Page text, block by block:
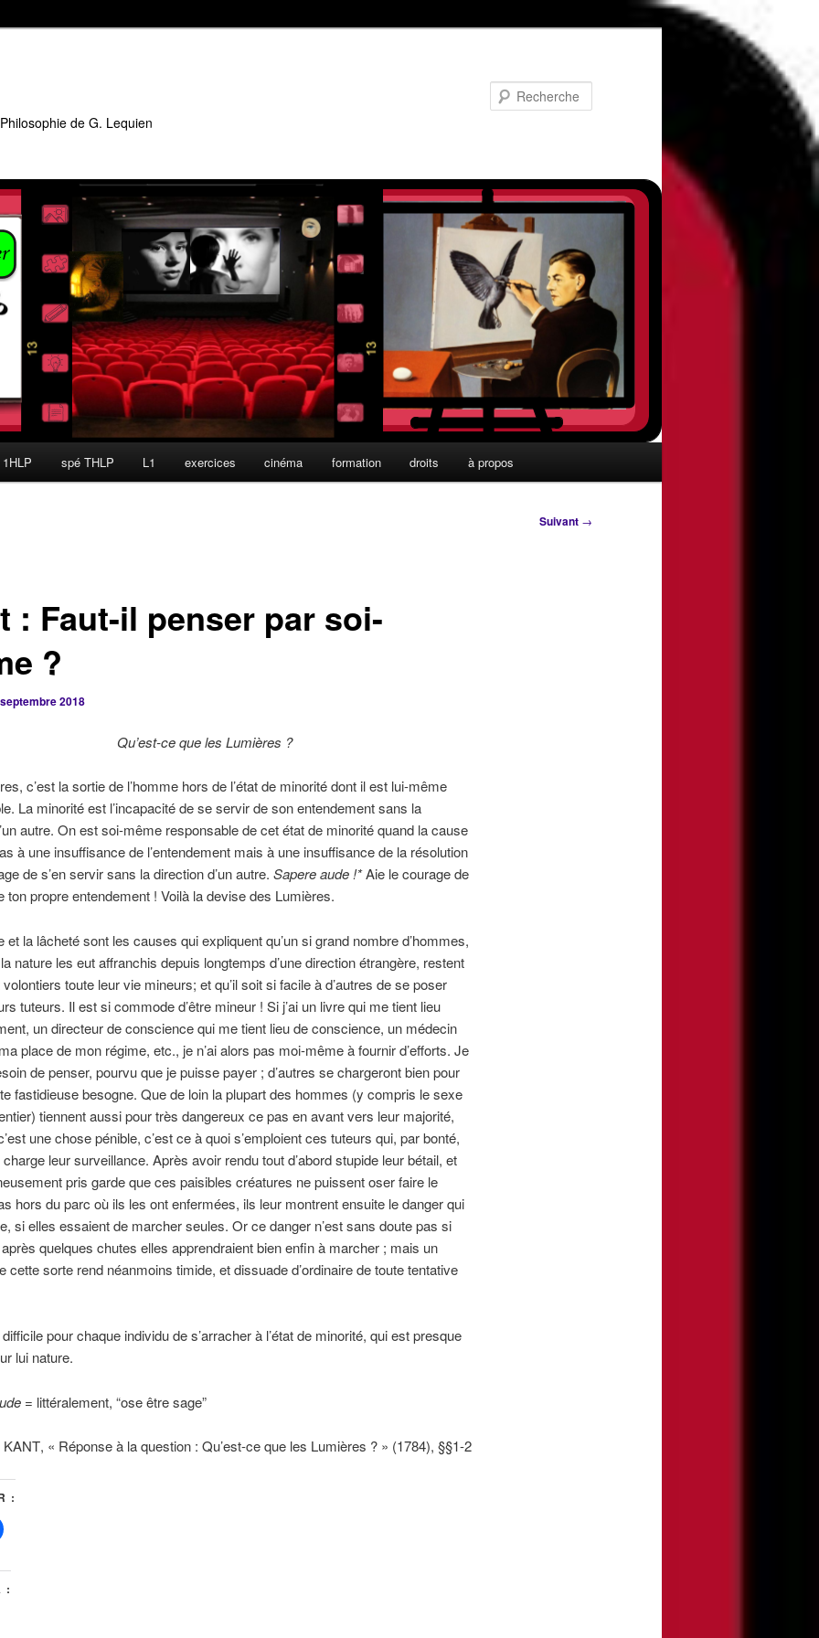
de G. Lequien
spé THLP L1 exercices cinéma formation droits à propos
Suivant →
: Faut-il penser par soi-
?
2018
Qu’est-ce que les Lumières ?
c’est la sortie de l’homme hors de l’état de minorité dont il est lui-même
La minorité est l’incapacité de se servir de son entendement sans la
autre. On est soi-même responsable de cet état de minorité quand la cause
à une insuffisance de l’entendement mais à une insuffisance de la résolution
de s’en servir sans la direction d’un autre. Sapere aude!*Aie le courage de
ton propre entendement ! Voilà la devise des Lumières.
et la lâcheté sont les causes qui expliquent qu’un si grand nombre d’hommes,
nature les eut affranchis depuis longtemps d’une direction étrangère, restent
toute leur vie mineurs; et qu’il soit si facile à d’autres de se poser
tuteurs. Il est si commode d’être mineur ! Si j’ai un livre qui me tient lieu
un directeur de conscience qui me tient lieu de conscience, un médecin
place de mon régime, etc., je n’ai alors pas moi-même à fournir d’efforts. Je
de penser, pourvu que je puisse payer ; d’autres se chargeront bien pour
fastidieuse besogne. Que de loin la plupart des hommes (y compris le sexe
tiennent aussi pour très dangereux ce pas en avant vers leur majorité,
une chose pénible, c’est ce à quoi s’emploient ces tuteurs qui, par bonté,
leur surveillance. Après avoir rendu tout d’abord stupide leur bétail, et
pris garde que ces paisibles créatures ne puissent oser faire le
hors du parc où ils les ont enfermées, ils leur montrent ensuite le danger qui
si elles essaient de marcher seules. Or ce danger n’est sans doute pas si
quelques chutes elles apprendraient bien enfin à marcher ; mais un
cette sorte rend néanmoins timide, et dissuade d’ordinaire de toute tentative
pour chaque individu de s’arracher à l’état de minorité, qui est presque
lui nature.
= littéralement, “ose être sage”
KANT, « Réponse à la question : Qu’est-ce que les Lumières ? » (1784), §§1-2
:
: